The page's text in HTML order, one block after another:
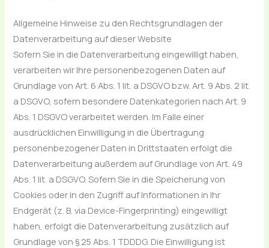
Allgemeine Hinweise zu den Rechtsgrundlagen der
Datenverarbeitung auf dieser Website
Sofern Sie in die Datenverarbeitung eingewilligt haben,
verarbeiten wir Ihre personenbezogenen Daten auf
Grundlage von Art. 6 Abs. 1 lit. a DSGVO bzw. Art. 9 Abs. 2 lit.
a DSGVO, sofern besondere Datenkategorien nach Art. 9
Abs. 1 DSGVO verarbeitet werden. Im Falle einer
ausdrücklichen Einwilligung in die Übertragung
personenbezogener Daten in Drittstaaten erfolgt die
Datenverarbeitung außerdem auf Grundlage von Art. 49
Abs. 1 lit. a DSGVO. Sofern Sie in die Speicherung von
Cookies oder in den Zugriff auf Informationen in Ihr
Endgerät (z. B. via Device-Fingerprinting) eingewilligt
haben, erfolgt die Datenverarbeitung zusätzlich auf
Grundlage von § 25 Abs. 1 TDDDG. Die Einwilligung ist